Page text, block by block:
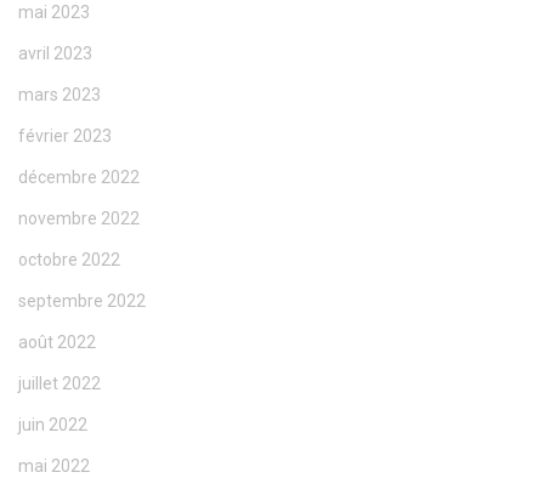
mai 2023
avril 2023
mars 2023
février 2023
décembre 2022
novembre 2022
octobre 2022
septembre 2022
août 2022
juillet 2022
juin 2022
mai 2022